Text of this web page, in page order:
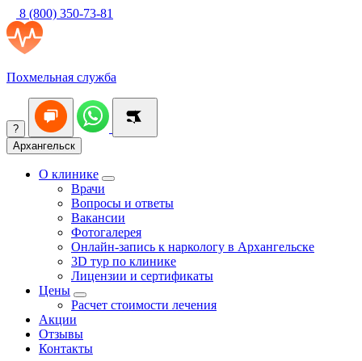
8 (800) 350-73-81
Похмельная служба
?
Архангельск
О клинике
Врачи
Вопросы и ответы
Вакансии
Фотогалерея
Онлайн-запись к наркологу в Архангельске
3D тур по клинике
Лицензии и сертификаты
Цены
Расчет стоимости лечения
Акции
Отзывы
Контакты